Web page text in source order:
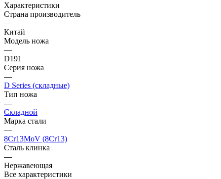
Характеристики
Страна производитель
—
Китай
Модель ножа
—
D191
Серия ножа
—
D Series (складные)
Тип ножа
—
Складной
Марка стали
—
8Cr13MoV (8Cr13)
Сталь клинка
—
Нержавеющая
Все характеристики